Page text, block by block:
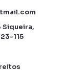
Siqueira,
115